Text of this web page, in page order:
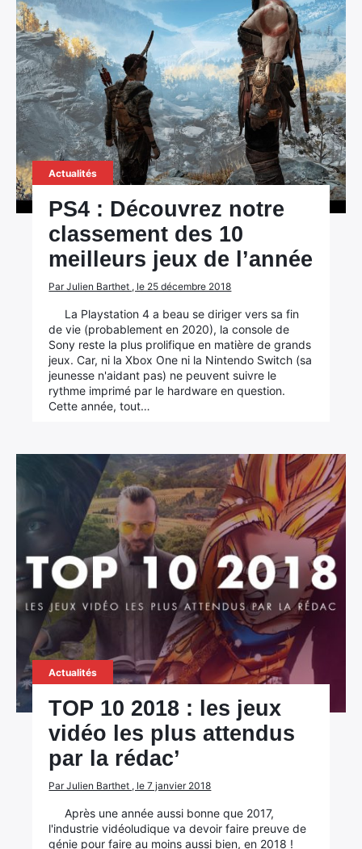
Actualités
PS4 : Découvrez notre
classement des 10
meilleurs jeux de l’année
Par Julien Barthet , le 25 décembre 2018
La Playstation 4 a beau se diriger vers sa fin
de vie (probablement en 2020), la console de
Sony reste la plus prolifique en matière de grands
jeux. Car, ni la Xbox One ni la Nintendo Switch (sa
jeunesse n'aidant pas) ne peuvent suivre le
rythme imprimé par le hardware en question.
Cette année, tout…
Actualités
TOP 10 2018 : les jeux
vidéo les plus attendus
par la rédac’
Par Julien Barthet , le 7 janvier 2018
Après une année aussi bonne que 2017,
l'industrie vidéoludique va devoir faire preuve de
génie pour faire au moins aussi bien, en 2018 !